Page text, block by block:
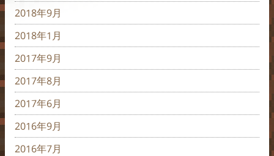
2018年9月
2018年1月
2017年9月
2017年8月
2017年6月
2016年9月
2016年7月